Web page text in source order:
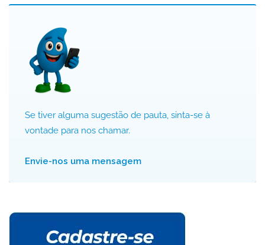
Se tiver alguma sugestão de pauta, sinta-se à
vontade para nos chamar.
Envie-nos uma mensagem